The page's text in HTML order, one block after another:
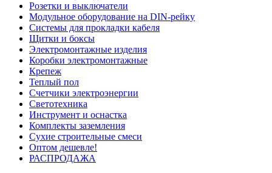
Розетки и выключатели
Модульное оборудование на DIN-рейку
Системы для прокладки кабеля
Щитки и боксы
Электромонтажные изделия
Коробки электромонтажные
Крепеж
Теплый пол
Счетчики электроэнергии
Светотехника
Инструмент и оснастка
Комплекты заземления
Сухие строительные смеси
Оптом дешевле!
РАСПРОДАЖА